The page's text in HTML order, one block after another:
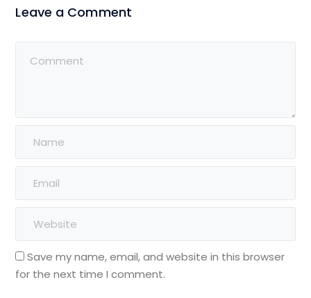
Leave a Comment
Save my name, email, and website in this browser
for the next time I comment.